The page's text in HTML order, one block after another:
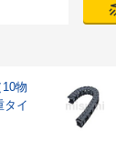
10物
タイ